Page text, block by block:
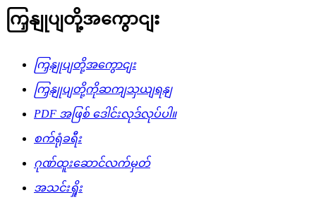
ကြှနျုပျတို့အကွောငျး
ကြှနျုပျတို့အကွောငျး
ကြှနျုပျတို့ကိုဆကျသှယျရနျ
PDF အဖြစ် ဒေါင်းလုဒ်လုပ်ပါ။
စက်ရုံခရီး
ဂုဏ်ထူးဆောင်လက်မှတ်
အသင်းရှိုး